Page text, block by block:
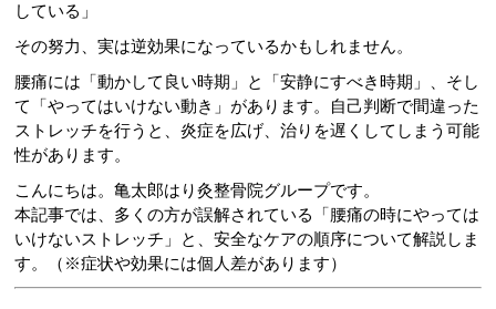
している」
その努力、実は逆効果になっているかもしれません。
腰痛には「動かして良い時期」と「安静にすべき時期」、そし
て「やってはいけない動き」があります。自己判断で間違った
ストレッチを行うと、炎症を広げ、治りを遅くしてしまう可能
性があります。
こんにちは。亀太郎はり灸整骨院グループです。
本記事では、多くの方が誤解されている「腰痛の時にやっては
いけないストレッチ」と、安全なケアの順序について解説しま
す。（※症状や効果には個人差があります）